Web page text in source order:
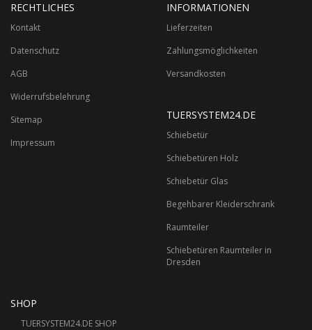
RECHTLICHES
Kontakt
Datenschutz
AGB
Widerrufsbelehrung
Sitemap
Impressum
INFORMATIONEN
Lieferzeiten
Zahlungsmöglichkeiten
Versandkosten
TUERSYSTEM24.DE
Schiebetür
Schiebetüren Holz
Schiebetür Glas
Begehbarer Kleiderschrank
Raumteiler
Schiebetüren Raumteiler in
Dresden
SHOP
TUERSYSTEM24.DE SHOP